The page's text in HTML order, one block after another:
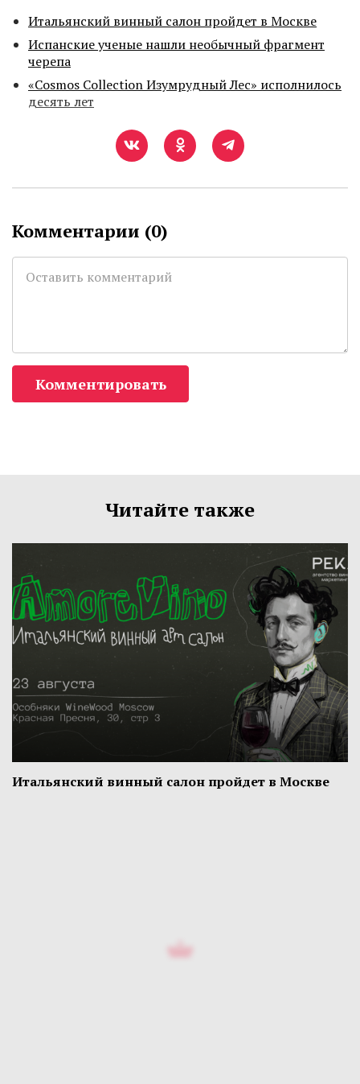
Итальянский винный салон пройдет в Москве
Испанские ученые нашли необычный фрагмент
черепа
«Cosmos Collection Изумрудный Лес» исполнилось
десять лет
Комментарии (0)
Комментировать
Читайте также
Итальянский винный салон пройдет в Москве